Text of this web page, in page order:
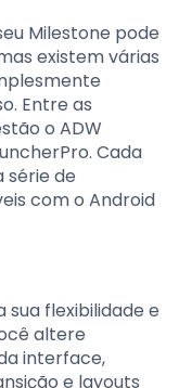
Milestone pode
existem várias
Entre as
o ADW
Cada
série de
com o Android
sua flexibilidade e
altere
interface,
e layouts